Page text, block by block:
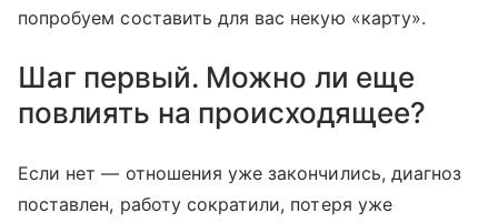
попробуем составить для вас некую «карту».
Шаг первый. Можно ли еще
повлиять на происходящее?
Если нет — отношения уже закончились, диагноз
поставлен, работу сократили, потеря уже